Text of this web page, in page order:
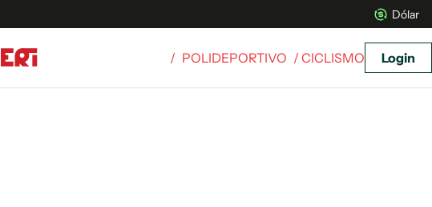
Dólar
/ POLIDEPORTIVO / CICLISMO Login